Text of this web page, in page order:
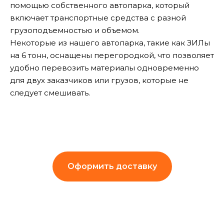
помощью собственного автопарка, который
включает транспортные средства с разной
грузоподъемностью и объемом.
Некоторые из нашего автопарка, такие как ЗИЛы
на 6 тонн, оснащены перегородкой, что позволяет
удобно перевозить материалы одновременно
для двух заказчиков или грузов, которые не
следует смешивать.
Оформить доставку